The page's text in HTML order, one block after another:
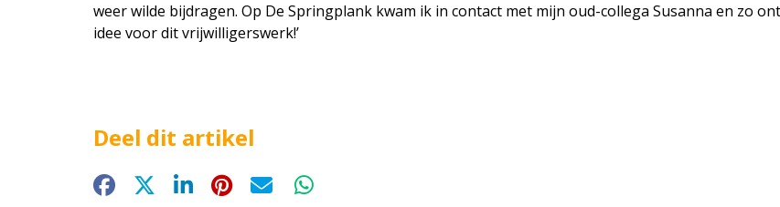
weer wilde bijdragen. Op De Springplank kwam ik in contact met mijn oud-collega Susanna en zo
idee voor dit vrijwilligerswerk!’
Deel dit artikel
Facebook LinkedInPinterestE-mailWhatsApp